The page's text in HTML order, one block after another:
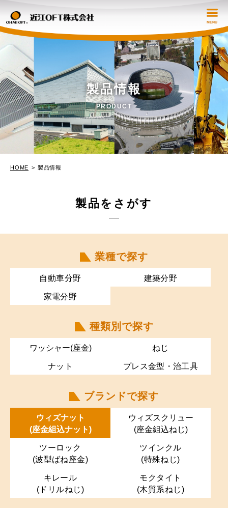
会社概要
製品情報
強みと技術
お問い合わせ
日本語 EN
製品情報
PRODUCT
HOME 製品情報
製品をさがす
業種で探す
自動車分野 建築分野
家電分野
種類別で探す
ワッシャー(座金) ねじ
ナット プレス金型・治工具
ブランドで探す
ウィズナット
(座金組込ナット)
ウィズスクリュー
(座金組込ねじ)
ツーロック
(波型ばね座金)
ツインクル
(特殊ねじ)
キレール
(ドリルねじ)
モクタイト
(木質系ねじ)